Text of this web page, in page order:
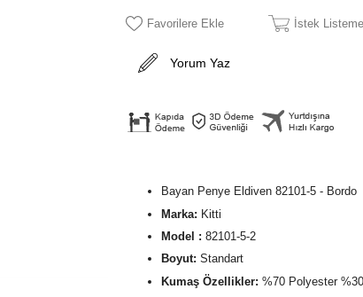
Favorilere Ekle İstek
Yorum Yaz
Bayan Penye Eldiven 82101-5 - Bordo
Marka: Kitti
Model : 82101-5-2
Boyut: Standart
Kumaş Özellikler: %70 Polyester